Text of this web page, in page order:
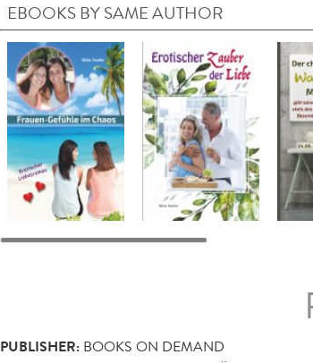
EBOOKS BY SAME AUTHOR
PUBLISHER: BOOKS ON DEMAND